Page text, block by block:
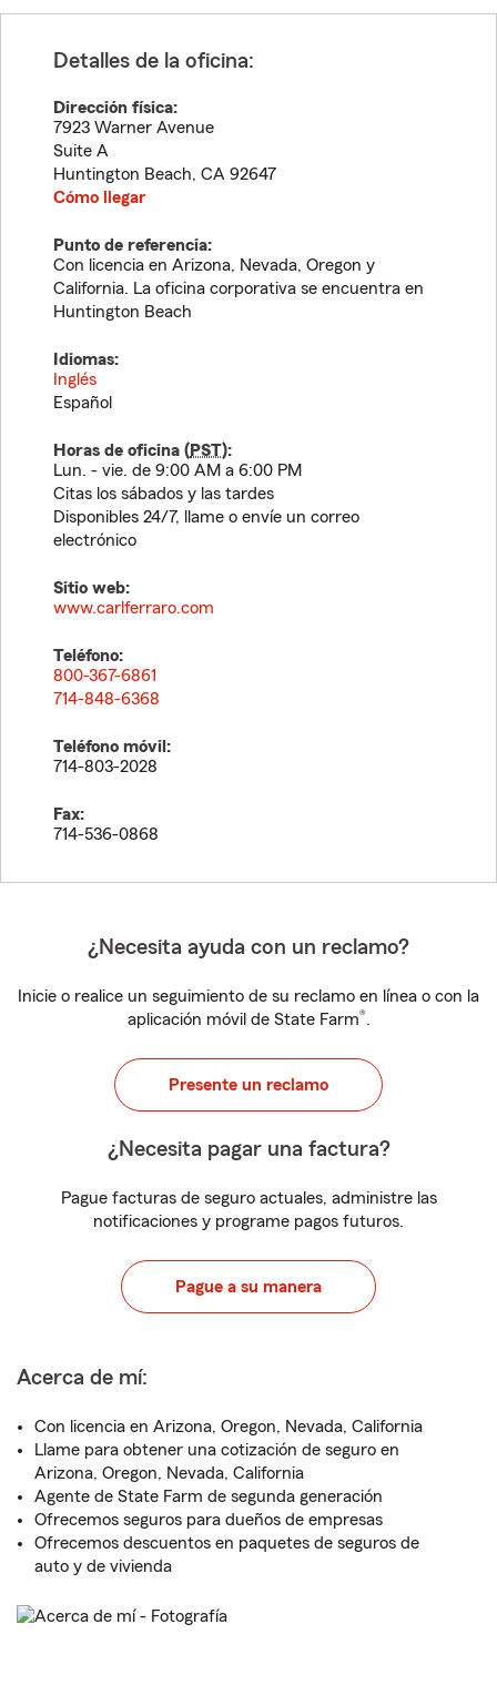
Detalles de la oficina:
Dirección física:
7923 Warner Avenue
Suite A
Huntington Beach, CA 92647
Cómo llegar
Punto de referencia:
Con licencia en Arizona, Nevada, Oregon y
California. La oficina corporativa se encuentra en
Huntington Beach
Idiomas:
Inglés
Español
Horas de oficina (PST):
Lun. - vie. de 9:00 AM a 6:00 PM
Citas los sábados y las tardes
Disponibles 24/7, llame o envíe un correo
electrónico
Sitio web:
www.carlferraro.com
Teléfono:
800-367-6861
714-848-6368
Teléfono móvil:
714-803-2028
Fax:
714-536-0868
¿Necesita ayuda con un reclamo?
Inicie o realice un seguimiento de su reclamo en línea o con la
aplicación móvil de State Farm®.
Presente un reclamo
¿Necesita pagar una factura?
Pague facturas de seguro actuales, administre las
notificaciones y programe pagos futuros.
Pague a su manera
Acerca de mí:
Con licencia en Arizona, Oregon, Nevada, California
Llame para obtener una cotización de seguro en
Arizona, Oregon, Nevada, California
Agente de State Farm de segunda generación
Ofrecemos seguros para dueños de empresas
Ofrecemos descuentos en paquetes de seguros de
auto y de vivienda